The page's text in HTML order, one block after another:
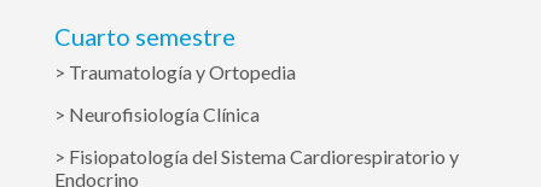
Cuarto semestre
> Traumatología y Ortopedia
> Neurofisiología Clínica
> Fisiopatología del Sistema Cardiorespiratorio y
Endocrino